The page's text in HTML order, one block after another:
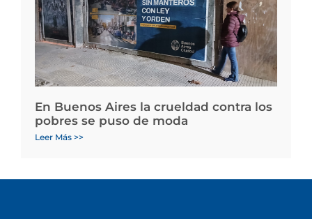
En Buenos Aires la crueldad contra los
pobres se puso de moda
Leer Más >>